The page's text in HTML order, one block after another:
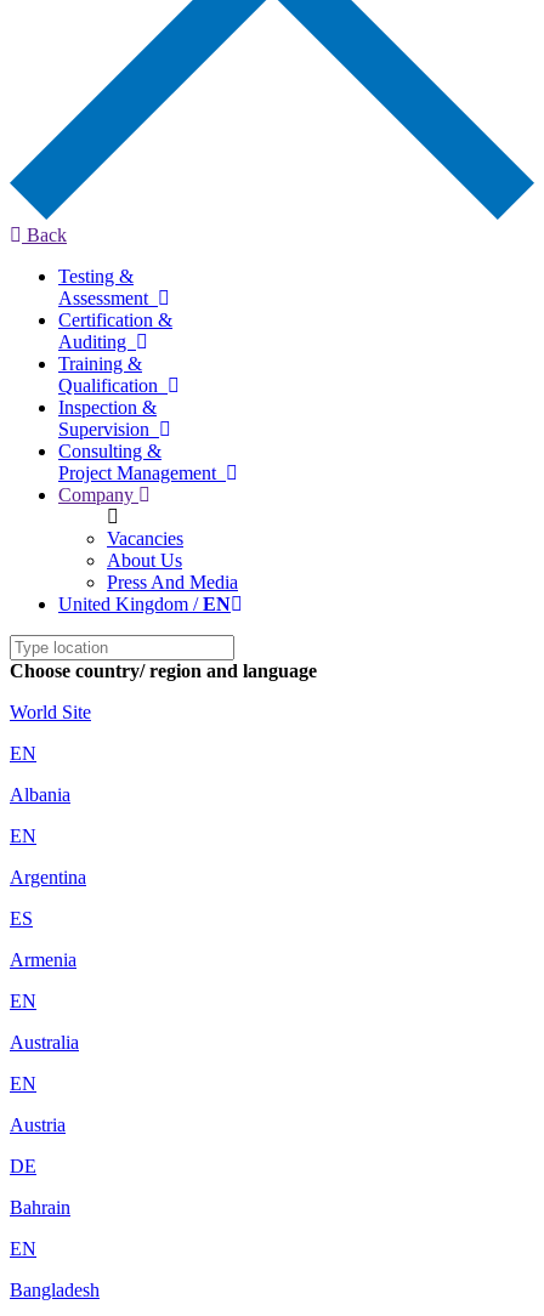
Back
Testing &
Assessment
Certification &
Auditing
Training &
Qualification
Inspection &
Supervision
Consulting &
Project Management
Company
Vacancies
About Us
Press And Media
United Kingdom /EN
Choose country/ region and language
World Site
EN
Albania
EN
Argentina
ES
Armenia
EN
Australia
EN
Austria
DE
Bahrain
EN
Bangladesh